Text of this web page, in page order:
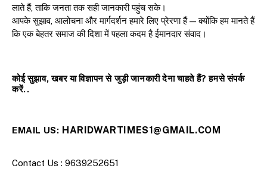
लाते हैं, ताकि जनता तक सही जानकारी पहुंच सके।
आपके सुझाव, आलोचना और मार्गदर्शन हमारे लिए प्रेरणा हैं — क्योंकि हम मानते हैं
कि एक बेहतर समाज की दिशा में पहला कदम है ईमानदार संवाद।
कोई सुझाव, खबर या विज्ञापन से जुड़ी जानकारी देना चाहते हैं? हमसे संपर्क
करें..
EMAIL US: HARIDWARTIMES1@GMAIL.COM
Contact Us : 9639252651